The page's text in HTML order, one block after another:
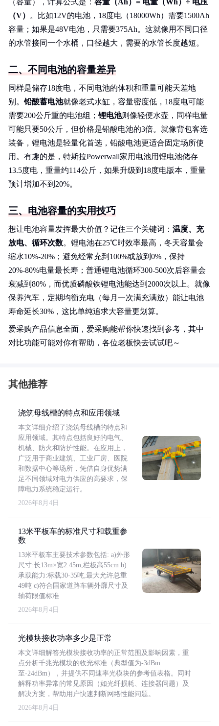
（容量），计算公式是： 容量（Ah）= 电量（Wh）÷ 电压
（V）
。比如12V的电池，18度电（18000Wh）需要1500Ah
容量；如果是48V电池，只需要375Ah。这就像用不同口径
的水管接同一个水桶，口径越大，需要的水管长度越短。
二、不同电池的容量差异
同样是储存18度电，不同电池的体积和重量可能天差地
别。铅酸蓄电池就像老式水缸，容量密度低，18度电可能
需要200公斤重的电池组； 锂电池则像轻便水壶，同样电量
可能只要50公斤，但价格是铅酸电池的3倍。就像背包客选
装备，锂电池是轻量化首选，铅酸电池更适合固定场所使
用。有趣的是，特斯拉Powerwall家用电池用锂电池储存
13.5度电，重量约114公斤，如果升级到18度电版本，重量
预计增加不到20%。
三、电池容量的实用技巧
想让电池容量发挥最大价值？记住三个关键词： 温度、充
放电、循环次数。锂电池在25℃时效率最高，冬天容量会
缩水10%-20%；避免经常充到100%或放到0%，保持
20%-80%电量最长寿；普通锂电池循环300-500次后容量会
衰减到80%，而优质磷酸铁锂电池能达到2000次以上。就像
保养汽车，定期均衡充电（每月一次满充满放）能让电池
寿命延长30%，这比单纯追求大容量更划算。
爱采购产品信息全面，爱采购能帮你快速找到参考，其中
对比功能可能对你有帮助，各位老板快去试试吧～
其他推荐
浇筑母线槽的特点和应用领域
本文详细介绍了浇筑母线槽的特点和
应用领域。其特点包括良好的电气、
机械、防火和防护性能。在应用上，
广泛用于商业建筑、工业厂房、医院
和数据中心等场所，凭借自身优势满
足不同领域对电力供应的高要求，保
障电力系统稳定运行。
2026年8月4日
13米平板车的标准尺寸和载重参
数
13米平板车主要技术参数包括: a)外形
尺寸:长13m×宽2.45m,栏板高55cm b)
承载能力:标载30-35吨,最大允许总重
49吨 c)符合国家道路车辆外廓尺寸及
轴荷限值标准
2026年8月4日
光模块接收功率多少是正常
本文详细解答光模块接收功率的正常范围及影响因素，重
点分析千兆光模块的收光标准（典型值为-3dBm
至-24dBm），并提供不同速率光模块的参考值表格。同时
解释功率异常的常见原因（如光纤损耗、连接器问题）及
解决方案，帮助用户快速判断网络性能问题。
2026年8月4日